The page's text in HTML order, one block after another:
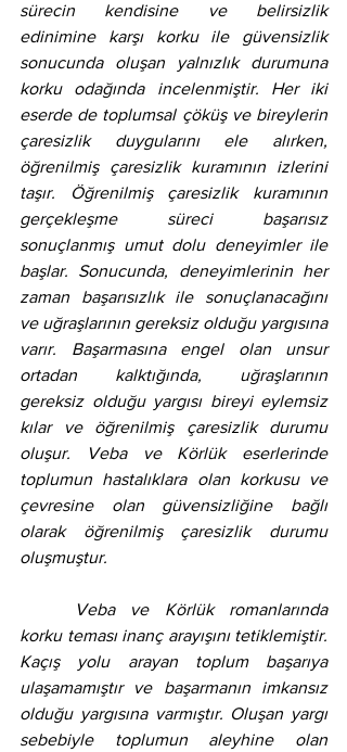
sürecin kendisine ve belirsizlik
edinimine karşı korku ile güvensizlik
sonucunda oluşan yalnızlık durumuna
korku odağında incelenmiştir. Her iki
eserde de toplumsal çöküş ve bireylerin
çaresizlik duygularını ele alırken,
öğrenilmiş çaresizlik kuramının izlerini
taşır. Öğrenilmiş çaresizlik kuramının
gerçekleşme süreci başarısız
sonuçlanmış umut dolu deneyimler ile
başlar. Sonucunda, deneyimlerinin her
zaman başarısızlık ile sonuçlanacağını
ve uğraşlarının gereksiz olduğu yargısına
varır. Başarmasına engel olan unsur
ortadan kalktığında, uğraşlarının
gereksiz olduğu yargısı bireyi eylemsiz
kılar ve öğrenilmiş çaresizlik durumu
oluşur. Veba ve Körlük eserlerinde
toplumun hastalıklara olan korkusu ve
çevresine olan güvensizliğine bağlı
olarak öğrenilmiş çaresizlik durumu
oluşmuştur.
korku teması inanç arayışını tetiklemiştir.
Kaçış yolu arayan toplum başarıya
ulaşamamıştır ve başarmanın imkansız
olduğu yargısına varmıştır. Oluşan yargı
sebebiyle toplumun aleyhine olan